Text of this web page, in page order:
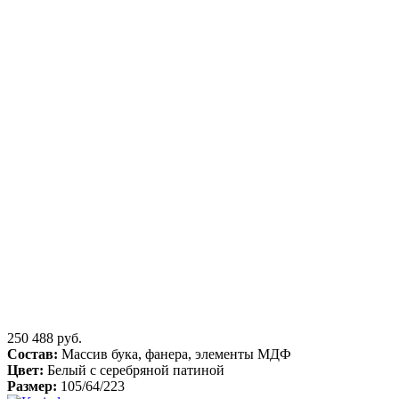
250 488 руб.
Состав: Массив бука, фанера, элементы МДФ
Цвет: Белый с серебряной патиной
Размер: 105/64/223